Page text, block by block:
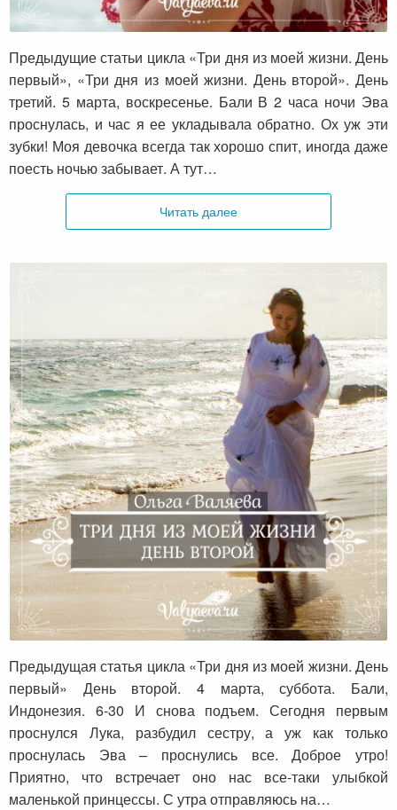
Три дня из моей жизни. День третий.
Предыдущие статьи цикла «Три дня из моей жизни. День
первый», «Три дня из моей жизни. День второй». День
третий. 5 марта, воскресенье. Бали В 2 часа ночи Эва
проснулась, и час я ее укладывала обратно. Ох уж эти
зубки! Моя девочка всегда так хорошо спит, иногда даже
поесть ночью забывает. А тут…
Читать далее
Три дня из моей жизни. День второй.
Предыдущая статья цикла «Три дня из моей жизни. День
первый» День второй. 4 марта, суббота. Бали,
Индонезия. 6-30 И снова подъем. Сегодня первым
проснулся Лука, разбудил сестру, а уж как только
проснулась Эва – проснулись все. Доброе утро!
Приятно, что встречает оно нас все-таки улыбкой
маленькой принцессы. С утра отправляюсь на…